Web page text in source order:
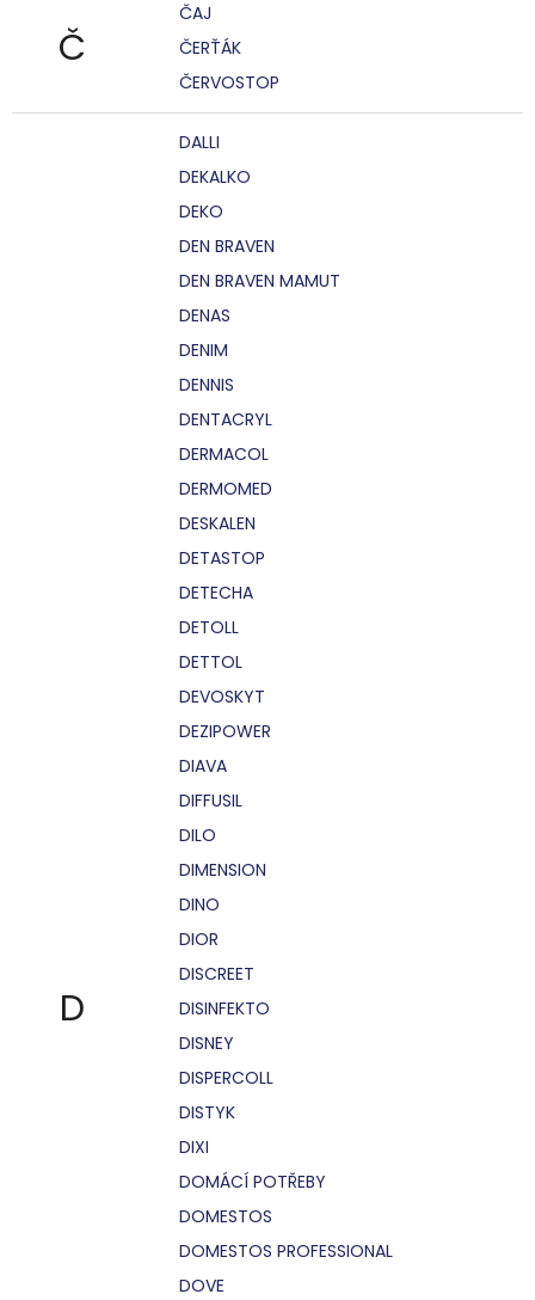
Č
ČAJ
ČERŤÁK
ČERVOSTOP
D
DALLI
DEKALKO
DEKO
DEN BRAVEN
DEN BRAVEN MAMUT
DENAS
DENIM
DENNIS
DENTACRYL
DERMACOL
DERMOMED
DESKALEN
DETASTOP
DETECHA
DETOLL
DETTOL
DEVOSKYT
DEZIPOWER
DIAVA
DIFFUSIL
DILO
DIMENSION
DINO
DIOR
DISCREET
DISINFEKTO
DISNEY
DISPERCOLL
DISTYK
DIXI
DOMÁCÍ POTŘEBY
DOMESTOS
DOMESTOS PROFESSIONAL
DOVE